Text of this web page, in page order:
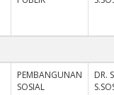
PEMBANGUNAN
SOSIAL
DR.